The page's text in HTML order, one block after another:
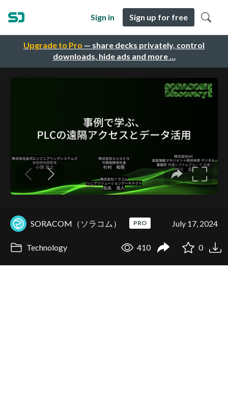
Upgrade to Pro — share decks privately, control
downloads, hide ads and more …
Sign in Sign up for free
SORACOM（ソラコム） PRO July 17, 2024
Technology 410 0